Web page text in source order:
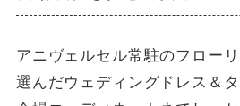
アニヴェルセル常駐のフロー
選んだウェディングドレス＆